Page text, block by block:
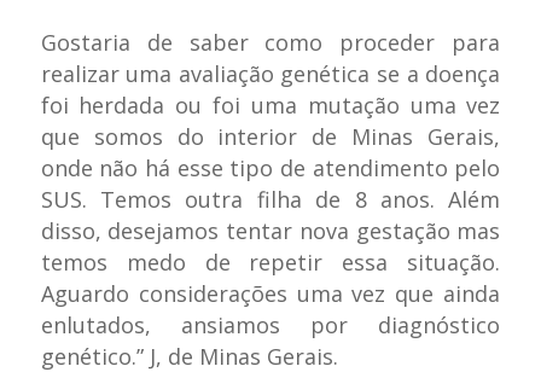
Gostaria de saber como proceder para
realizar uma avaliação genética se a doença
foi herdada ou foi uma mutação uma vez
que somos do interior de Minas Gerais,
onde não há esse tipo de atendimento pelo
SUS. Temos outra filha de 8 anos. Além
disso, desejamos tentar nova gestação mas
temos medo de repetir essa situação.
Aguardo considerações uma vez que ainda
enlutados, ansiamos por diagnóstico
genético.”J, de Minas Gerais.